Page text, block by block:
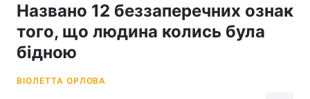
Названо 12 беззаперечних ознак
того, що людина колись була
бідною
ВІОЛЕТТА ОРЛОВА